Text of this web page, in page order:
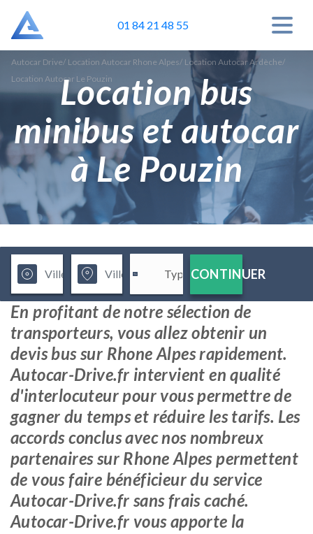
01 84 21 48 55
Autocar Drive/ Location Autocar Rhone Alpes/ Location Autocar Ardèche/
Location Autocar Le Pouzin
Location bus
minibus et autocar
à Le Pouzin
CONTINUER
En profitant de notre sélection de
transporteurs, vous allez obtenir un
devis bus sur Rhone Alpes rapidement.
Autocar-Drive.fr intervient en qualité
d'interlocuteur pour vous permettre de
gagner du temps et réduire les tarifs. Les
accords conclus avec nos nombreux
partenaires sur Rhone Alpes permettent
de vous faire bénéficieur du service
Autocar-Drive.fr sans frais caché.
Autocar-Drive.fr vous apporte la